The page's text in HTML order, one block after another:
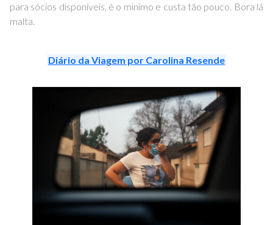
para sócios disponiveis, é o minimo e custa tão pouco. Bora lá
malta.
Diário da Viagem por Carolina Resende